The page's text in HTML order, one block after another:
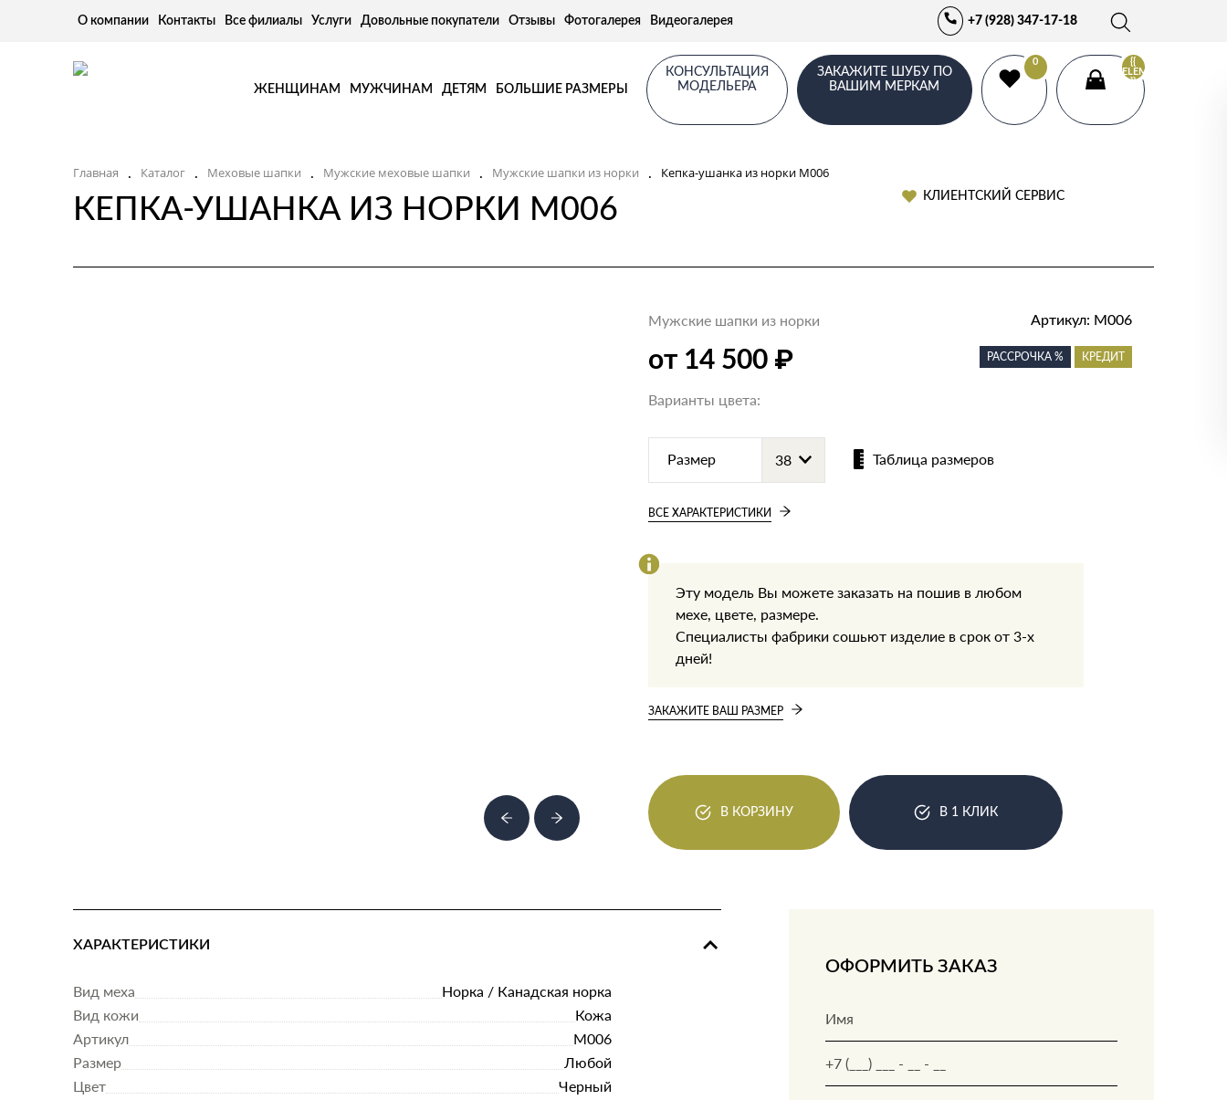
О компании Контакты Все филиалы Услуги Довольные покупатели Отзывы Фотогалерея Видеогалерея +7 (928) 347-17-18
ЖЕНЩИНАМ МУЖЧИНАМ ДЕТЯМ БОЛЬШИЕ РАЗМЕРЫ
КОНСУЛЬТАЦИЯ
МОДЕЛЬЕРА
ЗАКАЖИТЕ ШУБУ ПО
ВАШИМ МЕРКАМ
0
{{
ELEMENTS.LENGTH
}}
Главная . Каталог . Меховые шапки . Мужские меховые шапки . Мужские шапки из норки . Кепка-ушанка из норки M006
КЕПКА-УШАНКА ИЗ НОРКИ M006 КЛИЕНТСКИЙ СЕРВИС
Мужские шапки из норки Артикул: M006
от 14 500 ₽ РАССРОЧКА % КРЕДИТ
Варианты цвета:
Размер Таблица размеров
ВСЕ ХАРАКТЕРИСТИКИ
Эту модель Вы можете заказать на пошив в любом
мехе, цвете, размере.
Специалисты фабрики сошьют изделие в срок от 3-х
дней!
ЗАКАЖИТЕ ВАШ РАЗМЕР
В КОРЗИНУ В 1 КЛИК
ХАРАКТЕРИСТИКИ
Вид меха
Норка / Канадская норка
Вид кожи
Кожа
Артикул
M006
Размер
Любой
Цвет
Черный
ОФОРМИТЬ ЗАКАЗ